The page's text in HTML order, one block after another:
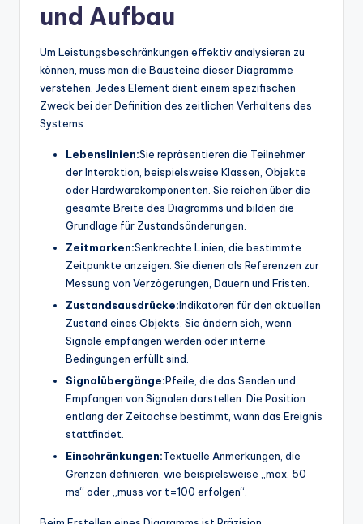
und Aufbau
Um Leistungsbeschränkungen effektiv analysieren zu
können, muss man die Bausteine dieser Diagramme
verstehen. Jedes Element dient einem spezifischen
Zweck bei der Definition des zeitlichen Verhaltens des
Systems.
Lebenslinien:Sie repräsentieren die Teilnehmer
der Interaktion, beispielsweise Klassen, Objekte
oder Hardwarekomponenten. Sie reichen über die
gesamte Breite des Diagramms und bilden die
Grundlage für Zustandsänderungen.
Zeitmarken:Senkrechte Linien, die bestimmte
Zeitpunkte anzeigen. Sie dienen als Referenzen zur
Messung von Verzögerungen, Dauern und Fristen.
Zustandsausdrücke:Indikatoren für den aktuellen
Zustand eines Objekts. Sie ändern sich, wenn
Signale empfangen werden oder interne
Bedingungen erfüllt sind.
Signalübergänge:Pfeile, die das Senden und
Empfangen von Signalen darstellen. Die Position
entlang der Zeitachse bestimmt, wann das Ereignis
stattfindet.
Einschränkungen:Textuelle Anmerkungen, die
Grenzen definieren, wie beispielsweise „max. 50
ms“ oder „muss vor t=100 erfolgen“.